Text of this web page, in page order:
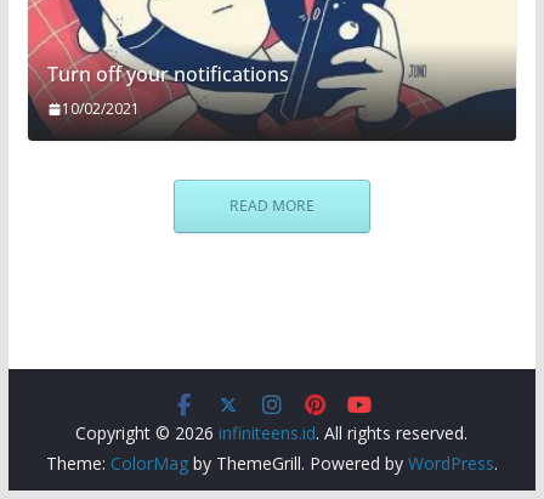
Turn off your notifications
10/02/2021
READ MORE
Copyright © 2026 infiniteens.id. All rights reserved.
Theme: ColorMagby ThemeGrill. Powered by WordPress.